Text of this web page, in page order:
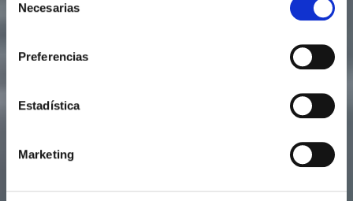
Necesarias
Preferencias
Estadística
Marketing